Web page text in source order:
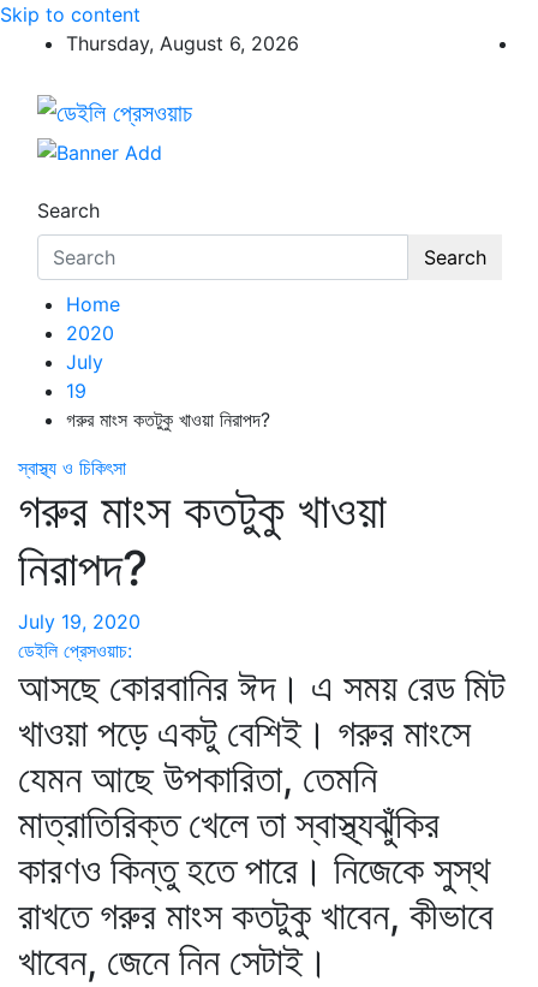
Skip to content
Thursday, August 6, 2026
ডেইলি প্রেসওয়াচ
ডেইলি প্রেসওয়াচ মুক্তিযুদ্ধের চেতনায় উদ্বুদ্ধ মুখপত্র
Search
Search
Home
2020
July
19
গরুর মাংস কতটুকু খাওয়া নিরাপদ?
স্বাস্থ্য ও চিকিৎসা
গরুর মাংস কতটুকু খাওয়া
নিরাপদ?
July 19, 2020
ডেইলি প্রেসওয়াচ:
আসছে কোরবানির ঈদ। এ সময় রেড মিট
খাওয়া পড়ে একটু বেশিই। গরুর মাংসে
যেমন আছে উপকারিতা, তেমনি
মাত্রাতিরিক্ত খেলে তা স্বাস্থ্যঝুঁকির
কারণও কিন্তু হতে পারে। নিজেকে সুস্থ
রাখতে গরুর মাংস কতটুকু খাবেন, কীভাবে
খাবেন, জেনে নিন সেটাই।